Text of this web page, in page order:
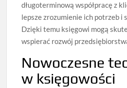
długoterminową współpracę z
lepsze zrozumienie ich potrzeb i
Dzięki temu księgowi mogą
wspierać rozwój
Nowoczesne
w księgowości